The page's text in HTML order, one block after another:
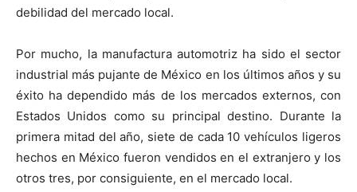
debilidad del mercado local.
Por mucho, la manufactura automotriz ha sido el sector
industrial más pujante de México en los últimos años y su
éxito ha dependido más de los mercados externos, con
Estados Unidos como su principal destino. Durante la
primera mitad del año, siete de cada 10 vehículos ligeros
hechos en México fueron vendidos en el extranjero y los
otros tres, por consiguiente, en el mercado local.